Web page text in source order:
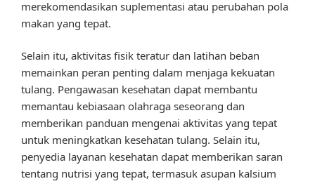
merekomendasikan suplementasi atau perubahan pola
makan yang tepat.
Selain itu, aktivitas fisik teratur dan latihan beban
memainkan peran penting dalam menjaga kekuatan
tulang. Pengawasan kesehatan dapat membantu
memantau kebiasaan olahraga seseorang dan
memberikan panduan mengenai aktivitas yang tepat
untuk meningkatkan kesehatan tulang. Selain itu,
penyedia layanan kesehatan dapat memberikan saran
tentang nutrisi yang tepat, termasuk asupan kalsium